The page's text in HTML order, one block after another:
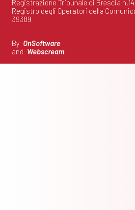
Registrazione Tribunale di Brescia
Registro degli Operatori della
39389
By OnSoftware
and Webscream